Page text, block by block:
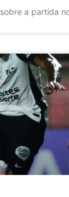
a partida